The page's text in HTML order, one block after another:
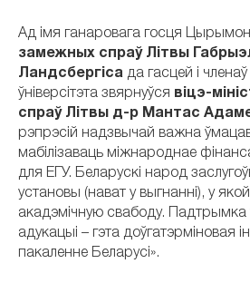
Ад імя ганаровага госця
замежных спраў Літвы
Ландсбергіса да гасцей і
ўніверсітэта звярнуўся віцэ-
спраў Літвы д-р Мантас
рэпрэсій надзвычай важна
мабілізаваць міжнароднае
для ЕГУ. Беларускі народ
установы (нават у выгнанні), у
акадэмічную свабоду. Падтрымка
адукацыі – гэта доўгатэрміновая
пакаленне Беларусі».